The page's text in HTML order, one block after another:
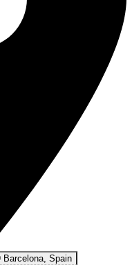
Barcelona, Spain